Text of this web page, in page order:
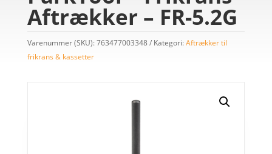
Aftrækker – FR-5.2G
Varenummer (SKU):763477003348 Kategori:Aftrækker til
frikrans & kassetter